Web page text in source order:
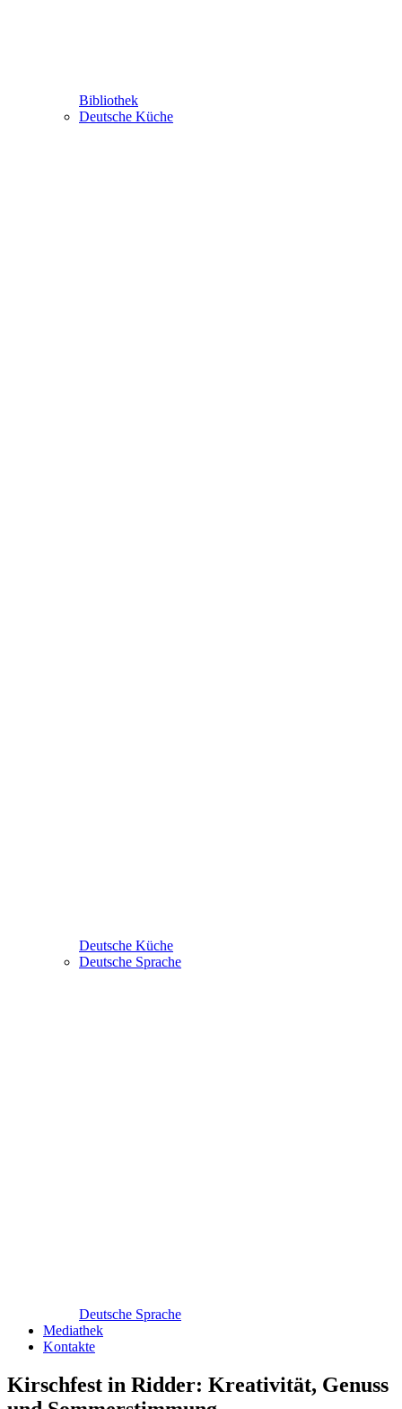
Bibliothek
Deutsche Küche
Deutsche Küche
Deutsche Sprache
Deutsche Sprache
Mediathek
Kontakte
Kirschfest in Ridder: Kreativität, Genuss